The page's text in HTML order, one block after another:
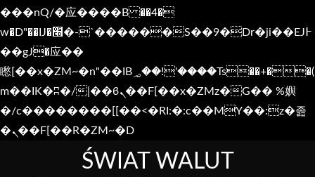
���nQ/�应����B ��4�
w�D"��IJ�׭�-`������S��9�Dr�ji��EJ߅
��gJ�应��
矁[��x�ZM~�n"��IB؃��!'����Тѕ��+��(
m��IK�ʭ�/|��ϐܢ��F[��x�ZMz�G�� %嬩
�/c��������[[��<�RI:�:c��MΎ��:z�졾
�ܢ��F[��R�ZM~�D
ŚWIAT WALUT